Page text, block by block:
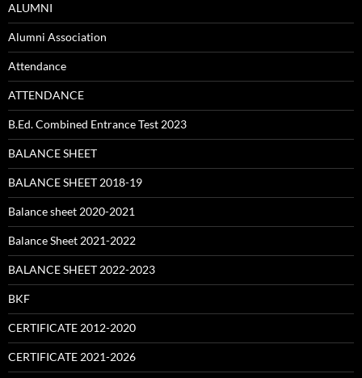
ALUMNI
Alumni Association
Attendance
ATTENDANCE
B.Ed. Combined Entrance Test 2023
BALANCE SHEET
BALANCE SHEET 2018-19
Balance sheet 2020-2021
Balance Sheet 2021-2022
BALANCE SHEET 2022-2023
BKF
CERTIFICATE 2012-2020
CERTIFICATE 2021-2026